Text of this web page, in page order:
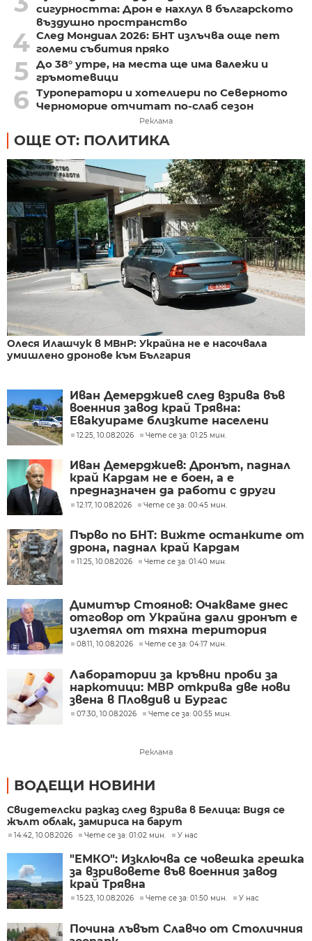
сигурността: Дрон е нахлул в българското
въздушно пространство
4 След Мондиал 2026: БНТ излъчва още пет
големи събития пряко
5 До 38° утре, на места ще има валежи и
гръмотевици
6 Туроператори и хотелиери по Северното
Черноморие отчитат по-слаб сезон
Реклама
ОЩЕ ОТ: ПОЛИТИКА
Олеся Илашчук в МВнР: Украйна не е насочвала
умишлено дронове към България
Иван Демерджиев след взрива във
военния завод край Трявна:
Евакуираме близките населени
места
12:25, 10.08.2026 Чете се за: 01:25 мин.
Иван Демерджиев: Дронът, паднал
край Кардам не е боен, а е
предназначен да работи с други
дронове
12:17, 10.08.2026 Чете се за: 00:45 мин.
Първо по БНТ: Вижте останките от
дрона, паднал край Кардам
11:25, 10.08.2026 Чете се за: 01:40 мин.
Димитър Стоянов: Очакваме днес
отговор от Украйна дали дронът е
излетял от тяхна територия
08:11, 10.08.2026 Чете се за: 04:17 мин.
Лаборатории за кръвни проби за
наркотици: МВР открива две нови
звена в Пловдив и Бургас
07:30, 10.08.2026 Чете се за: 00:55 мин.
Реклама
ВОДЕЩИ НОВИНИ
Свидетелски разказ след взрива в Белица: Видя се
жълт облак, замириса на барут
14:42, 10.08.2026 Чете се за: 01:02 мин. У нас
"ЕМКО": Изключва се човешка грешка
за взривовете във военния завод
край Трявна
15:23, 10.08.2026 Чете се за: 01:50 мин. У нас
Почина лъвът Славчо от Столичния